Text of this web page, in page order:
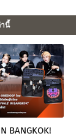
นี้
BANGKOK!